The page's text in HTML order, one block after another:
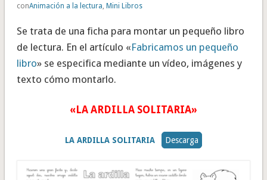
conAnimación a la lectura, Mini Libros
Se trata de una ficha para montar un pequeño libro
de lectura. En el artículo «Fabricamos un pequeño
libro» se especifica mediante un vídeo, imágenes y
texto cómo montarlo.
«LA ARDILLA SOLITARIA»
LA ARDILLA SOLITARIA Descarga